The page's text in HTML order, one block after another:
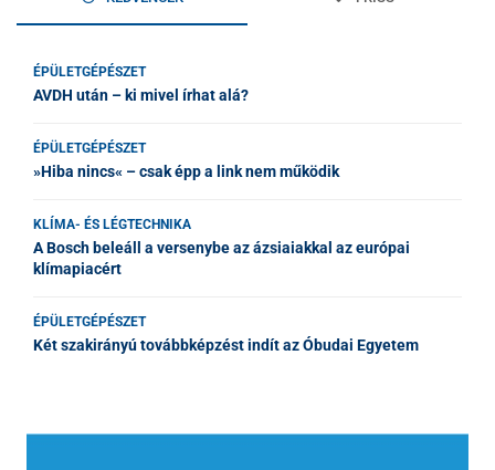
ÉPÜLETGÉPÉSZET
AVDH után – ki mivel írhat alá?
ÉPÜLETGÉPÉSZET
»Hiba nincs« – csak épp a link nem működik
KLÍMA- ÉS LÉGTECHNIKA
A Bosch beleáll a versenybe az ázsiaiakkal az európai
klímapiacért
ÉPÜLETGÉPÉSZET
Két szakirányú továbbképzést indít az Óbudai Egyetem